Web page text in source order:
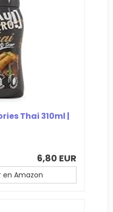
Thai 310ml |
6,80 EUR
en Amazon